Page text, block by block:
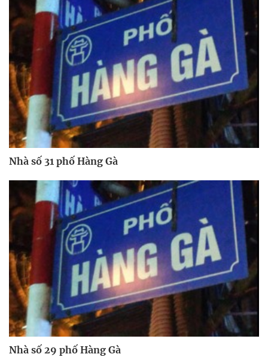
Nhà số 31 phố Hàng Gà
Nhà số 29 phố Hàng Gà